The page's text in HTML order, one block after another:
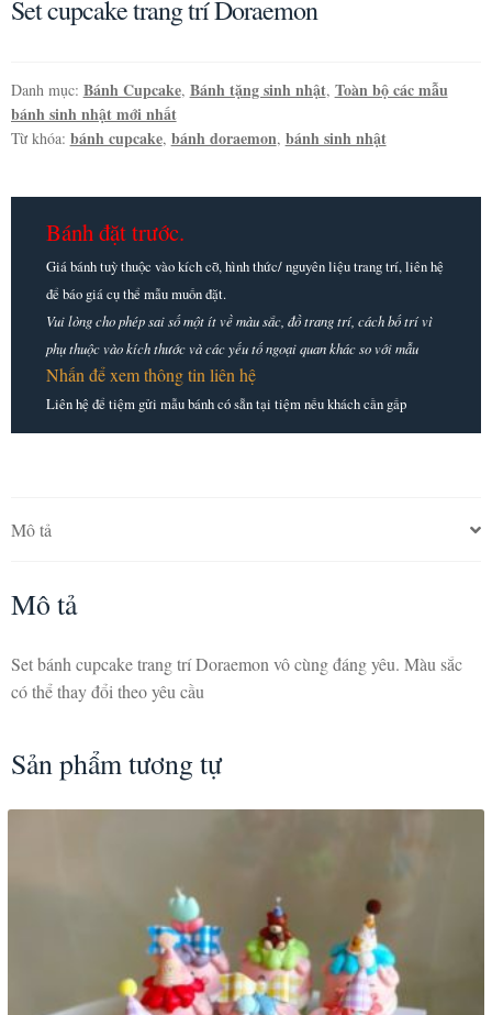
Set cupcake trang trí Doraemon
Danh mục: Bánh Cupcake, Bánh tặng sinh nhật, Toàn bộ các mẫu
bánh sinh nhật mới nhất
Từ khóa: bánh cupcake, bánh doraemon, bánh sinh nhật
Bánh đặt trước.
Giá bánh tuỳ thuộc vào kích cỡ, hình thức/ nguyên liệu trang trí, liên hệ
để báo giá cụ thể mẫu muốn đặt.
Vui lòng cho phép sai số một ít về màu sắc, đồ trang trí, cách bố trí vì
phụ thuộc vào kích thước và các yếu tố ngoại quan khác so với mẫu
Nhấn để xem thông tin liên hệ
Liên hệ để tiệm gửi mẫu bánh có sẵn tại tiệm nếu khách cần gấp
Mô tả
Mô tả
Set bánh cupcake trang trí Doraemon vô cùng đáng yêu. Màu sắc
có thể thay đổi theo yêu cầu
Sản phẩm tương tự